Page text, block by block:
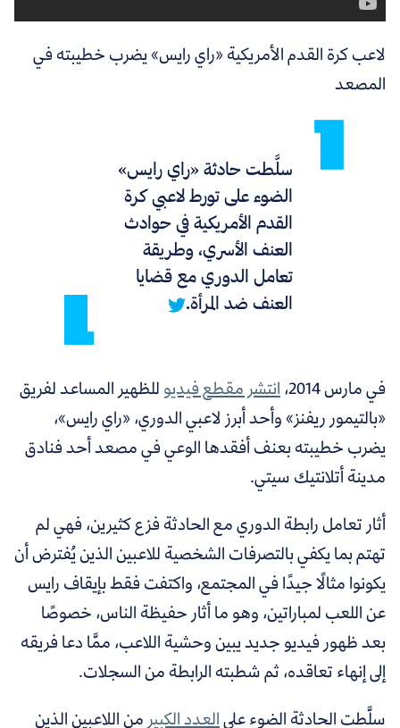
لاعب كرة القدم الأمريكية «راي رايس» يضرب خطيبته في
المصعد
سلَّطت حادثة «راي رايس»
الضوء على تورط لاعبي كرة
القدم الأمريكية في حوادث
العنف الأسري، وطريقة
تعامل الدوري مع قضايا
العنف ضد المرأة.
في مارس 2014، انتشر مقطع فيديوللظهير المساعد لفريق
«بالتيمور ريفنز» وأحد أبرز لاعبي الدوري، «راي رايس»،
يضرب خطيبته بعنف أفقدها الوعي في مصعد أحد فنادق
مدينة أتلانتيك سيتي.
أثار تعامل رابطة الدوري مع الحادثة فزع كثيرين، فهي لم
تهتم بما يكفي بالتصرفات الشخصية للاعبين الذين يُفترض أن
يكونوا مثالًا جيدًا في المجتمع، واكتفت فقط بإيقاف رايس
عن اللعب لمباراتين، وهو ما أثار حفيظة الناس، خصوصًا
بعد ظهور فيديو جديد يبين وحشية اللاعب، ممَّا دعا فريقه
إلى إنهاء تعاقده، ثم شطبته الرابطة من السجلات.
سلَّطت الحادثة الضوء علىالعدد الكبيرمن اللاعبين الذين